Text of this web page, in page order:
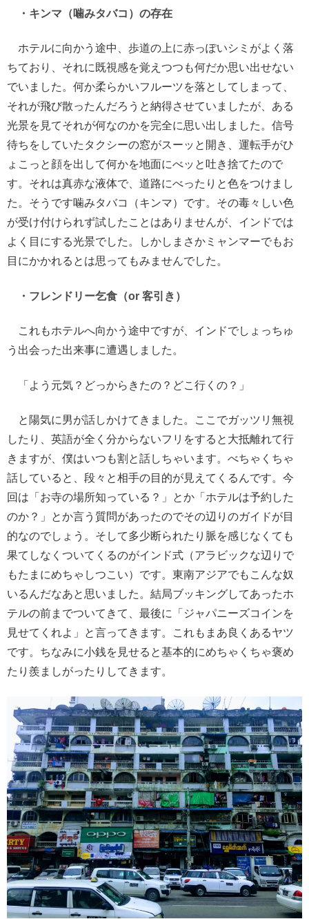
・キンマ（噛みタバコ）の存在
ホテルに向かう途中、歩道の上に赤っぽいシミがよく落
ちており、それに既視感を覚えつつも何だか思い出せない
でいました。何か柔らかいフルーツを落としてしまって、
それが飛び散ったんだろうと納得させていましたが、ある
光景を見てそれが何なのかを完全に思い出しました。信号
待ちをしていたタクシーの窓がスーッと開き、運転手がひ
ょこっと顔を出して何かを地面にべッと吐き捨てたので
す。それは真赤な液体で、道路にべったりと色をつけまし
た。そうです噛みタバコ（キンマ）です。その毒々しい色
が受け付けられず試したことはありませんが、インドでは
よく目にする光景でした。しかしまさかミャンマーでもお
目にかかれるとは思ってもみませんでした。
・フレンドリー乞食（or 客引き）
これもホテルへ向かう途中ですが、インドでしょっちゅ
う出会った出来事に遭遇しました。
「よう元気？どっからきたの？どこ行くの？」
と陽気に男が話しかけてきました。ここでガッツリ無視
したり、英語が全く分からないフリをすると大抵離れて行
きますが、僕はいつも割と話しちゃいます。べちゃくちゃ
話していると、段々と相手の目的が見えてくるんです。今
回は「お寺の場所知っている？」とか「ホテルは予約した
のか？」とか言う質問があったのでその辺りのガイドが目
的なのでしょう。そして多少断られたり脈を感じなくても
果てしなくついてくるのがインド式（アラビックな辺りで
もたまにめちゃしつこい）です。東南アジアでもこんな奴
いるんだなあと思いました。結局ブッキングしてあったホ
テルの前までついてきて、最後に「ジャパニーズコインを
見せてくれよ」と言ってきます。これもまあ良くあるヤツ
です。ちなみに小銭を見せると基本的にめちゃくちゃ褒め
たり羨ましがったりしてきます。